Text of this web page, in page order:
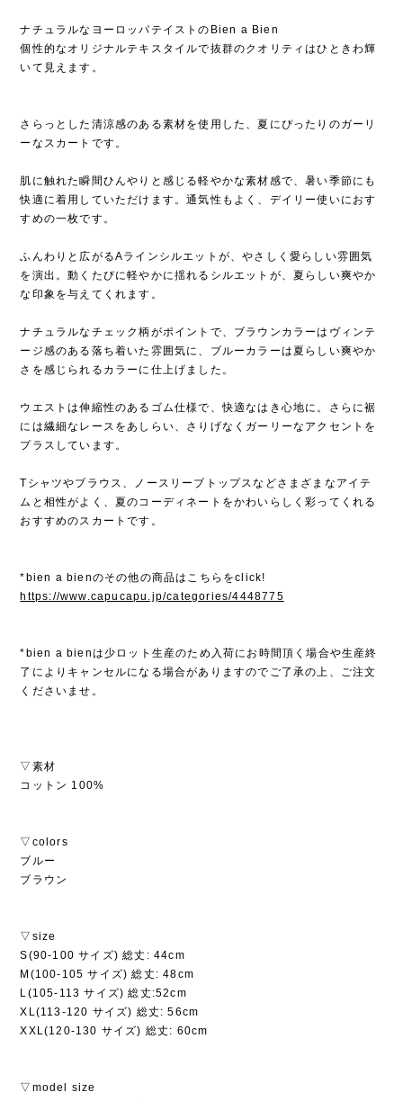
ナチュラルなヨーロッパテイストのBien a Bien
個性的なオリジナルテキスタイルで抜群のクオリティはひときわ輝
いて見えます。
さらっとした清涼感のある素材を使用した、夏にぴったりのガーリ
ーなスカートです。
肌に触れた瞬間ひんやりと感じる軽やかな素材感で、暑い季節にも
快適に着用していただけます。通気性もよく、デイリー使いにおす
すめの一枚です。
ふんわりと広がるAラインシルエットが、やさしく愛らしい雰囲気
を演出。動くたびに軽やかに揺れるシルエットが、夏らしい爽やか
な印象を与えてくれます。
ナチュラルなチェック柄がポイントで、ブラウンカラーはヴィンテ
ージ感のある落ち着いた雰囲気に、ブルーカラーは夏らしい爽やか
さを感じられるカラーに仕上げました。
ウエストは伸縮性のあるゴム仕様で、快適なはき心地に。さらに裾
には繊細なレースをあしらい、さりげなくガーリーなアクセントを
プラスしています。
Tシャツやブラウス、ノースリーブトップスなどさまざまなアイテ
ムと相性がよく、夏のコーディネートをかわいらしく彩ってくれる
おすすめのスカートです。
*bien a bienのその他の商品はこちらをclick!
https://www.capucapu.jp/categories/4448775
*bien a bienは少ロット生産のため入荷にお時間頂く場合や生産終
了によりキャンセルになる場合がありますのでご了承の上、ご注文
くださいませ。
▽素材
コットン 100%
▽colors
ブルー
ブラウン
▽size
S(90-100 サイズ) 総丈: 44cm
M(100-105 サイズ) 総丈: 48cm
L(105-113 サイズ) 総丈:52cm
XL(113-120 サイズ) 総丈: 56cm
XXL(120-130 サイズ) 総丈: 60cm
▽model size